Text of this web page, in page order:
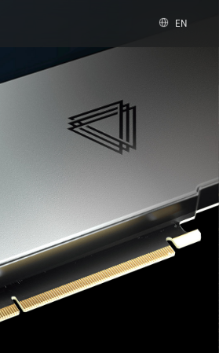
查看全部产品
科学计算
科学计算套件
全部解决方案
EN